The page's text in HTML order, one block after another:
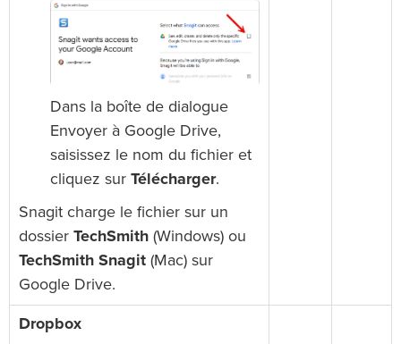
Dans la boîte de dialogue
Envoyer à Google Drive,
saisissez le nom du fichier et
cliquez sur Télécharger.
Snagit charge le fichier sur un
dossier TechSmith (Windows) ou
TechSmith Snagit (Mac) sur
Google Drive.
Dropbox